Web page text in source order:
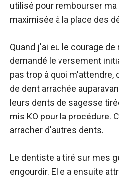
utilisé pour rembourser
maximisée à la place des
Quand j'ai eu le courage de
demandé le versement
pas trop à quoi m'attendre,
de dent arrachée
leurs dents de sagesse
mis KO pour la procédure.
arracher d'autres dents.
Le dentiste a tiré sur mes
engourdir. Elle a ensuite